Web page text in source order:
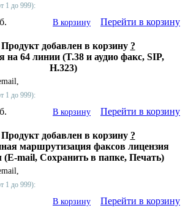
1 до 999):
В корзину Перейти в корзину
Продукт добавлен в корзину ?
на 64 линии (T.38 и аудио факс, SIP,
H.323)
1 до 999):
В корзину Перейти в корзину
Продукт добавлен в корзину ?
маршрутизация факсов лицензия
(E-mail, Сохранить в папке, Печать)
1 до 999):
В корзину Перейти в корзину